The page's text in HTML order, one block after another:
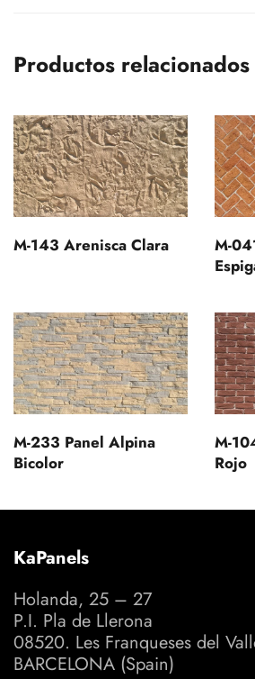
Productos relacionados
M-143 Arenisca Clara
M-
M-233 Panel Alpina
Bicolor
M-
Rojo
KaPanels
Holanda, 25 – 27
P.I. Pla de Llerona
08520. Les Franqueses del
BARCELONA (Spain)